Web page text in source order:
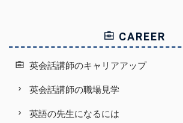
CAREER
英会話講師のキャリアアップ
英会話講師の職場見学
英語の先生になるには